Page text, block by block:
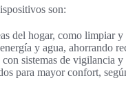
son:
del hogar, como limpiar y
y agua, ahorrando
sistemas de vigilancia y
para mayor confort,